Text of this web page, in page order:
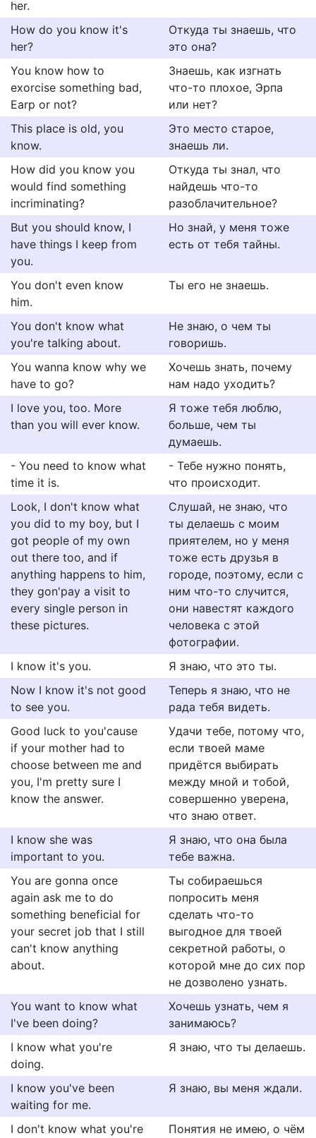
her.
How do you know it's
her?
Откуда ты знаешь, что
это она?
You know how to
exorcise something bad,
Earp or not?
Знаешь, как изгнать
что-то плохое, Эрпа
или нет?
This place is old, you
know.
Это место старое,
знаешь ли.
How did you know you
would find something
incriminating?
Откуда ты знал, что
найдешь что-то
разоблачительное?
But you should know, I
have things I keep from
you.
Но знай, у меня тоже
есть от тебя тайны.
You don't even know
him.
Ты его не знаешь.
You don't know what
you're talking about.
Не знаю, о чем ты
говоришь.
You wanna know why we
have to go?
Хочешь знать, почему
нам надо уходить?
I love you, too. More
than you will ever know.
Я тоже тебя люблю,
больше, чем ты
думаешь.
- You need to know what
time it is.
- Тебе нужно понять,
что происходит.
Look, I don't know what
you did to my boy, but I
got people of my own
out there too, and if
anything happens to him,
they gon'pay a visit to
every single person in
these pictures.
Слушай, не знаю, что
ты делаешь с моим
приятелем, но у меня
тоже есть друзья в
городе, поэтому, если с
ним что-то случится,
они навестят каждого
человека с этой
фотографии.
I know it's you.
Я знаю, что это ты.
Now I know it's not good
to see you.
Теперь я знаю, что не
рада тебя видеть.
Good luck to you'cause
if your mother had to
choose between me and
you, I'm pretty sure I
know the answer.
Удачи тебе, потому что,
если твоей маме
придётся выбирать
между мной и тобой,
совершенно уверена,
что знаю ответ.
I know she was
important to you.
Я знаю, что она была
тебе важна.
You are gonna once
again ask me to do
something beneficial for
your secret job that I still
can't know anything
about.
Ты собираешься
попросить меня
сделать что-то
выгодное для твоей
секретной работы, о
которой мне до сих пор
не дозволено узнать.
You want to know what
I've been doing?
Хочешь узнать, чем я
занимаюсь?
I know what you're
doing.
Я знаю, что ты делаешь.
I know you've been
waiting for me.
Я знаю, вы меня ждали.
I don't know what you're
Понятия не имею, о чём